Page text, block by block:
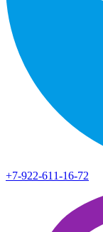
+7-922-611-16-72